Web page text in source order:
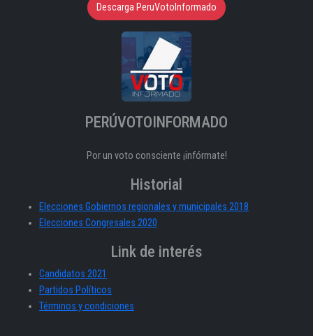
Descarga PeruVotoInformado
PERÚVOTOINFORMADO
Por un voto consciente ¡infórmate!
Historial
Elecciones Gobiernos regionales y municipales 2018
Elecciones Congresales 2020
Link de interés
Candidatos 2021
Partidos Políticos
Términos y condiciones